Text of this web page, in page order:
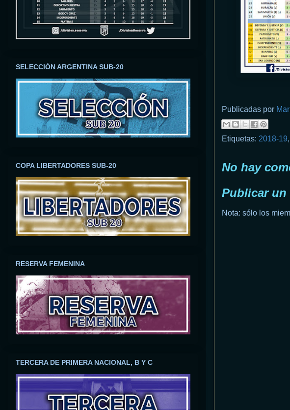
Publicadas por
Etiquetas: 2018-19,
No hay
Publicar un
Nota: sólo los
SELECCIÓN ARGENTINA SUB-20
COPA LIBERTADORES SUB-20
RESERVA FEMENINA
TERCERA DE PRIMERA NACIONAL, B Y C